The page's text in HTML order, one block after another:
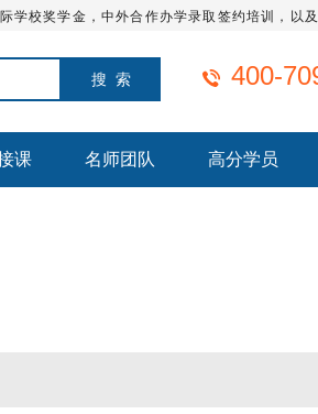
校奖学金，中外合作办学录取签约培训，以
400-
课 名师团队 高分学员